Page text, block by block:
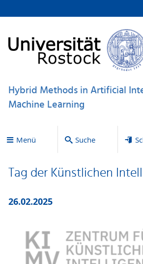
Hybrid Methods in Artificial
Machine Learning
Menü Suche
Tag der Künstlichen
26.02.2025